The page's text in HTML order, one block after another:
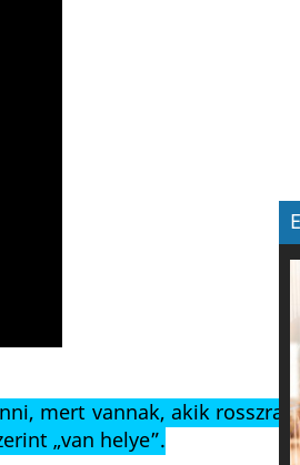
mert vannak, akik rosszra
„van helye”.